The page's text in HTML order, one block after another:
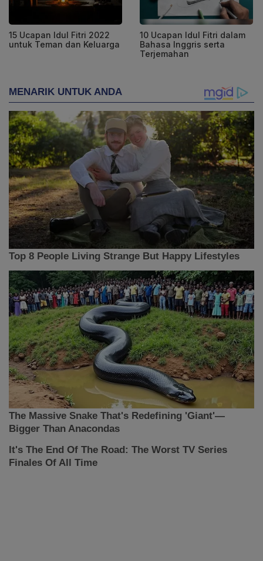
15 Ucapan Idul Fitri 2022
untuk Teman dan Keluarga
10 Ucapan Idul Fitri dalam
Bahasa Inggris serta
Terjemahan